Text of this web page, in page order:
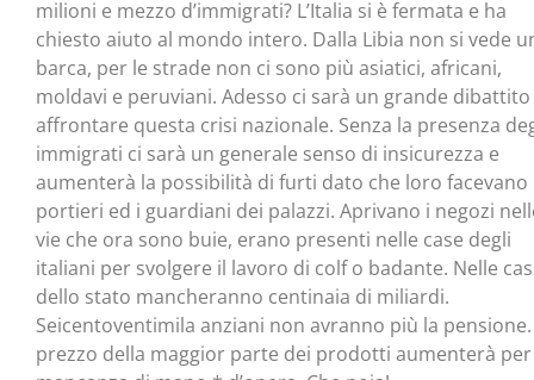
milioni e mezzo d’immigrati? L’Italia si è fermata e ha
chiesto aiuto al mondo intero. Dalla Libia non si vede
barca, per le strade non ci sono più asiatici, africani,
moldavi e peruviani. Adesso ci sarà un grande
affrontare questa crisi nazionale. Senza la presenza
immigrati ci sarà un generale senso di insicurezza e
aumenterà la possibilità di furti dato che loro facevano
portieri ed i guardiani dei palazzi. Aprivano i negozi
vie che ora sono buie, erano presenti nelle case degli
italiani per svolgere il lavoro di colf o badante. Nelle
dello stato mancheranno centinaia di miliardi.
Seicentoventimila anziani non avranno più la
prezzo della maggior parte dei prodotti aumenterà per